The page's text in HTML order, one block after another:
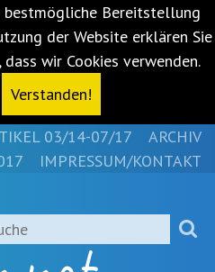
bestmögliche Bereitstellung
der Website erklären Sie
wir Cookies verwenden.
Verstanden!
03/14-07/17
ARCHIV
IMPRESSUM/KONTAKT